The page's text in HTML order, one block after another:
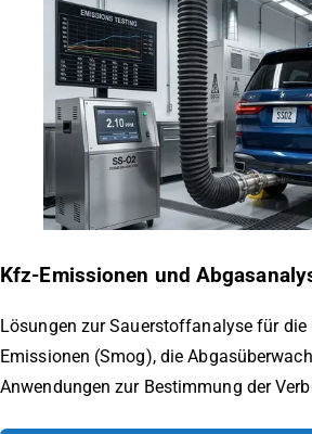
Kfz-Emissionen und
Lösungen zur Sauerstoffanalyse für
Emissionen (Smog), die
Anwendungen zur Bestimmung der